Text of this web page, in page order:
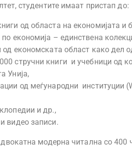
студентите имаат пристап до:
од областа на економијата и
економија – единствена
од економската област како дел
стручни книги и учебници од
Унија,
од меѓународни институции
и др.,
видео записи.
модерна читална со 400